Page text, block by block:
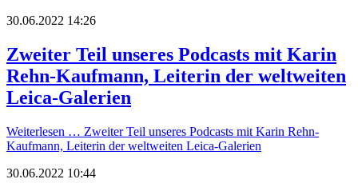
30.06.2022 14:26
Zweiter Teil unseres Podcasts mit Karin
Rehn-Kaufmann, Leiterin der weltweiten
Leica-Galerien
Weiterlesen … Zweiter Teil unseres Podcasts mit Karin Rehn-
Kaufmann, Leiterin der weltweiten Leica-Galerien
30.06.2022 10:44